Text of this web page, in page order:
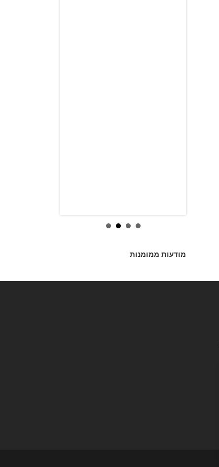
מודעות ממומנות